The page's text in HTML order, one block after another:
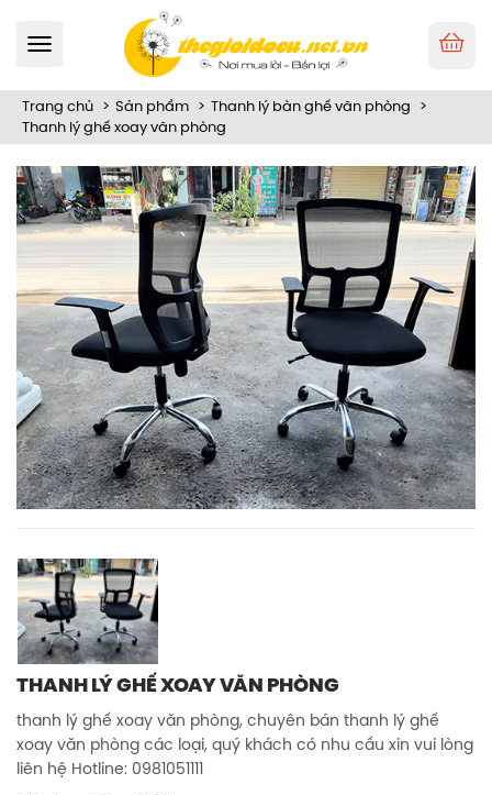
Toggle
Trang chủ Sản phẩm
Thanh lý bàn ghế văn phòng
Thanh lý ghế xoay văn phòng
THANH LÝ GHẾ XOAY VĂN PHÒNG
thanh lý ghế xoay văn phòng, chuyên bán thanh lý ghế
xoay văn phòng các loại, quý khách có nhu cầu xin vui lòng
liên hệ Hotline: 0981051111